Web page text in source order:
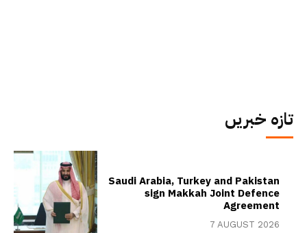
تازہ خبریں
Saudi Arabia, Turkey and Pakistan
sign Makkah Joint Defence
Agreement
7 AUGUST 2026